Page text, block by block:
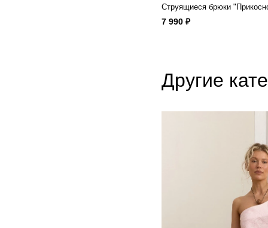
Струящиеся брюки
7 990 ₽
Другие